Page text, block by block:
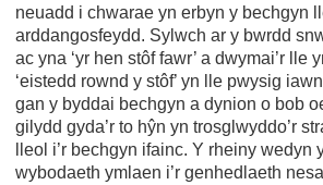
neuadd i chwarae yn erbyn y bechgyn
arddangosfeydd. Sylwch ar y bwrdd
ac yna ‘yr hen stôf fawr’ a dwymai’r lle
‘eistedd rownd y stôf’ yn lle pwysig
gan y byddai bechgyn a dynion o bob
gilydd gyda’r to hŷn yn trosglwyddo’r
lleol i’r bechgyn ifainc. Y rheiny wedyn
wybodaeth ymlaen i’r genhedlaeth